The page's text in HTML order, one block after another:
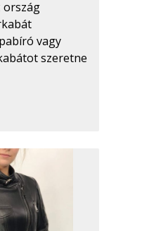
ország
vagy
szeretne